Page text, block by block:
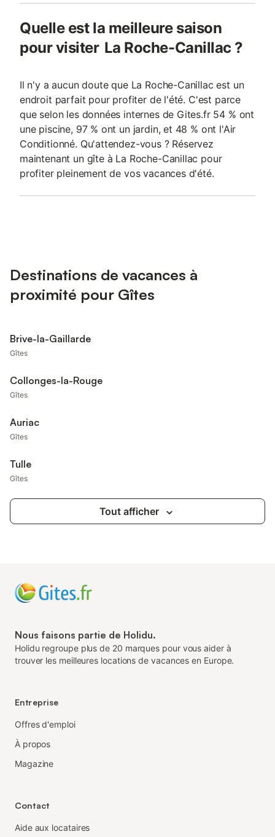
Quelle est la meilleure saison
pour visiter La Roche-Canillac ?
Il n'y a aucun doute que La Roche-Canillac est un
endroit parfait pour profiter de l'été. C'est parce
que selon les données internes de Gites.fr 54 % ont
une piscine, 97 % ont un jardin, et 48 % ont l'Air
Conditionné. Qu'attendez-vous ? Réservez
maintenant un gîte à La Roche-Canillac pour
profiter pleinement de vos vacances d'été.
Destinations de vacances à
proximité pour Gîtes
Brive-la-Gaillarde
Gîtes
Collonges-la-Rouge
Gîtes
Auriac
Gîtes
Tulle
Gîtes
Tout afficher
Nous faisons partie de Holidu.
Holidu regroupe plus de 20 marques pour vous aider à
trouver les meilleures locations de vacances en Europe.
Entreprise
Offres d'emploi
À propos
Magazine
Contact
Aide aux locataires